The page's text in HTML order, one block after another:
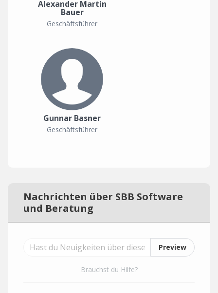
Alexander Martin
Bauer
Geschäftsführer
Gunnar Basner
Geschäftsführer
Nachrichten über SBB Software
und Beratung
Preview
Brauchst du Hilfe?